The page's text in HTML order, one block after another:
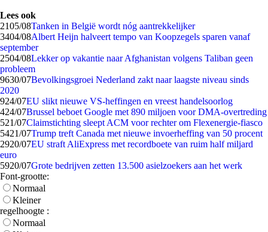
Lees ook
2105/08Tanken in België wordt nóg aantrekkelijker
3404/08Albert Heijn halveert tempo van Koopzegels sparen vanaf
september
2504/08Lekker op vakantie naar Afghanistan volgens Taliban geen
probleem
9630/07Bevolkingsgroei Nederland zakt naar laagste niveau sinds
2020
924/07EU slikt nieuwe VS-heffingen en vreest handelsoorlog
424/07Brussel beboet Google met 890 miljoen voor DMA-overtreding
521/07Claimstichting sleept ACM voor rechter om Flexenergie-fiasco
5421/07Trump treft Canada met nieuwe invoerheffing van 50 procent
2920/07EU straft AliExpress met recordboete van ruim half miljard
euro
5920/07Grote bedrijven zetten 13.500 asielzoekers aan het werk
Font-grootte:
Normaal
Kleiner
regelhoogte :
Normaal